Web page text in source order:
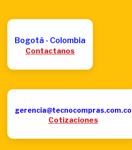
Bogotá - Colombia
Contactanos
gerencia@tecnocompras.com.co
Cotizaciones